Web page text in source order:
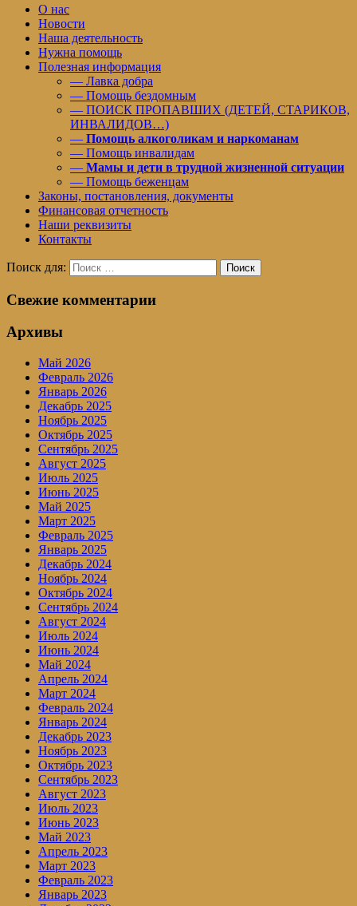
О нас
Новости
Наша деятельность
Нужна помощь
Полезная информация
— Лавка добра
— Помощь бездомным
— ПОИСК ПРОПАВШИХ (ДЕТЕЙ, СТАРИКОВ,
ИНВАЛИДОВ…)
— Помощь алкоголикам и наркоманам
— Помощь инвалидам
— Мамы и дети в трудной жизненной ситуации
— Помощь беженцам
Законы, постановления, документы
Финансовая отчетность
Наши реквизиты
Контакты
Поиск для: Поиск
Свежие комментарии
Архивы
Май 2026
Февраль 2026
Январь 2026
Декабрь 2025
Ноябрь 2025
Октябрь 2025
Сентябрь 2025
Август 2025
Июль 2025
Июнь 2025
Май 2025
Март 2025
Февраль 2025
Январь 2025
Декабрь 2024
Ноябрь 2024
Октябрь 2024
Сентябрь 2024
Август 2024
Июль 2024
Июнь 2024
Май 2024
Апрель 2024
Март 2024
Февраль 2024
Январь 2024
Декабрь 2023
Ноябрь 2023
Октябрь 2023
Сентябрь 2023
Август 2023
Июль 2023
Июнь 2023
Май 2023
Апрель 2023
Март 2023
Февраль 2023
Январь 2023